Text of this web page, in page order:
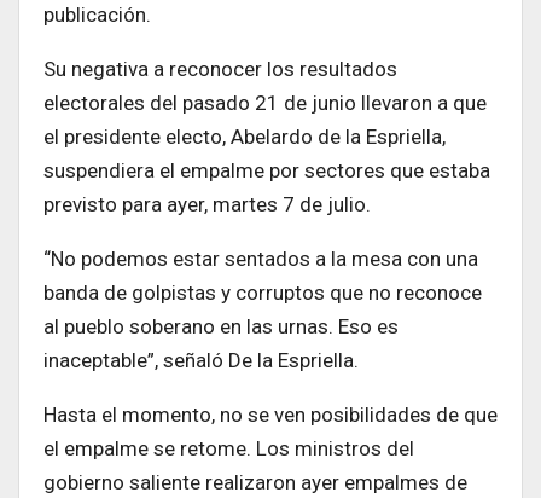
publicación.
Su negativa a reconocer los resultados
electorales del pasado 21 de junio llevaron a que
el presidente electo, Abelardo de la Espriella,
suspendiera el empalme por sectores que estaba
previsto para ayer, martes 7 de julio.
“No podemos estar sentados a la mesa con una
banda de golpistas y corruptos que no reconoce
al pueblo soberano en las urnas. Eso es
inaceptable”, señaló De la Espriella.
Hasta el momento, no se ven posibilidades de que
el empalme se retome. Los ministros del
gobierno saliente realizaron ayer empalmes de